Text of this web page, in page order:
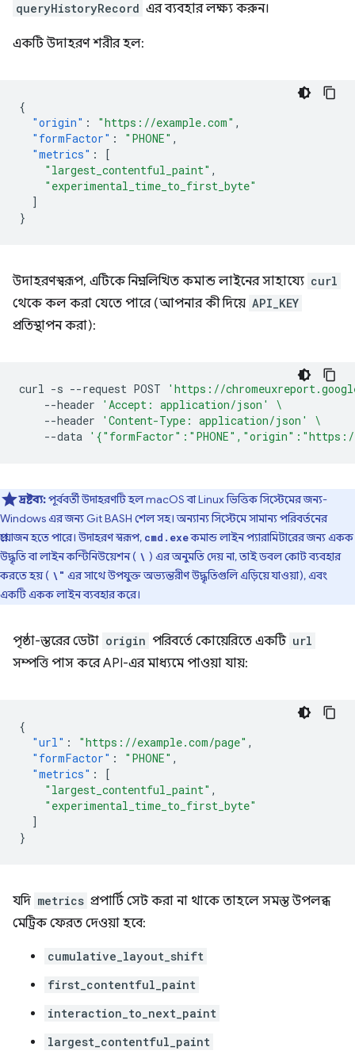
queryHistoryRecord এর ব্যবহার লক্ষ্য করুন।
একটি উদাহরণ শরীর হল:
{
"origin" : "https://example.com" ,
"formFactor" : "PHONE" ,
"metrics" :
[
"largest_contentful_paint" ,
"experimental_time_to_first_byte"
]
}
উদাহরণস্বরূপ, এটিকে নিম্নলিখিত কমান্ড লাইনের সাহায্যে curl
থেকে কল করা যেতে পারে (আপনার কী দিয়ে API_KEY
প্রতিস্থাপন করা):
curl -s --request POST
'https://
--header
'Accept: application/json'
\
--header
'Content-Type: application/json'
\
--data
দ্রষ্টব্য:পূর্ববর্তী উদাহরণটি হল macOS বা Linux ভিত্তিক সিস্টেমের জন্য-
Windows এর জন্য Git BASH শেল সহ। অন্যান্য সিস্টেমে সামান্য পরিবর্তনের
প্রয়োজন হতে পারে। উদাহরণ স্বরূপ, cmd.exeকমান্ড লাইন প্যারামিটারের জন্য একক
উদ্ধৃতি বা লাইন কন্টিনিউয়েশন ( \ ) এর অনুমতি দেয় না, তাই ডবল কোট ব্যবহার
করতে হয় ( \" এর সাথে উপযুক্ত অভ্যন্তরীণ উদ্ধৃতিগুলি এড়িয়ে যাওয়া), এবং
একটি একক লাইন ব্যবহার করে।
পৃষ্ঠা-স্তরের ডেটা origin পরিবর্তে কোয়েরিতে একটি url
সম্পত্তি পাস করে API-এর মাধ্যমে পাওয়া যায়:
{
"url" : "https://example.com/page" ,
"formFactor" : "PHONE" ,
"metrics" :
[
"largest_contentful_paint" ,
"experimental_time_to_first_byte"
]
}
যদি metrics প্রপার্টি সেট করা না থাকে তাহলে সমস্ত উপলব্ধ
মেট্রিক ফেরত দেওয়া হবে:
cumulative_layout_shift
first_contentful_paint
interaction_to_next_paint
largest_contentful_paint